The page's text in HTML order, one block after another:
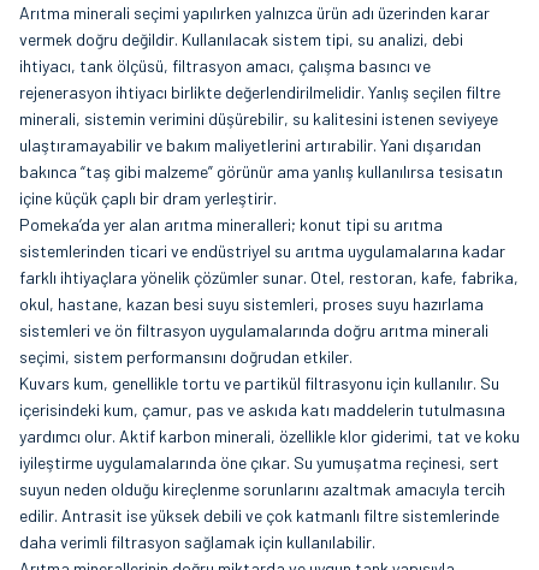
Arıtma minerali seçimi yapılırken yalnızca ürün adı üzerinden karar
vermek doğru değildir. Kullanılacak sistem tipi, su analizi, debi
ihtiyacı, tank ölçüsü, filtrasyon amacı, çalışma basıncı ve
rejenerasyon ihtiyacı birlikte değerlendirilmelidir. Yanlış seçilen filtre
minerali, sistemin verimini düşürebilir, su kalitesini istenen seviyeye
ulaştıramayabilir ve bakım maliyetlerini artırabilir. Yani dışarıdan
bakınca “taş gibi malzeme” görünür ama yanlış kullanılırsa tesisatın
içine küçük çaplı bir dram yerleştirir.
Pomeka’da yer alan arıtma mineralleri; konut tipi su arıtma
sistemlerinden ticari ve endüstriyel su arıtma uygulamalarına kadar
farklı ihtiyaçlara yönelik çözümler sunar. Otel, restoran, kafe, fabrika,
okul, hastane, kazan besi suyu sistemleri, proses suyu hazırlama
sistemleri ve ön filtrasyon uygulamalarında doğru arıtma minerali
seçimi, sistem performansını doğrudan etkiler.
Kuvars kum, genellikle tortu ve partikül filtrasyonu için kullanılır. Su
içerisindeki kum, çamur, pas ve askıda katı maddelerin tutulmasına
yardımcı olur. Aktif karbon minerali, özellikle klor giderimi, tat ve koku
iyileştirme uygulamalarında öne çıkar. Su yumuşatma reçinesi, sert
suyun neden olduğu kireçlenme sorunlarını azaltmak amacıyla tercih
edilir. Antrasit ise yüksek debili ve çok katmanlı filtre sistemlerinde
daha verimli filtrasyon sağlamak için kullanılabilir.